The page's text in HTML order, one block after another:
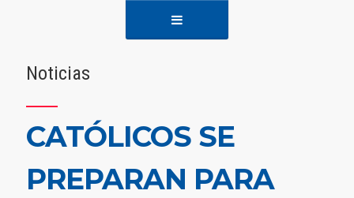
Noticias
CATÓLICOS SE
PREPARAN PARA